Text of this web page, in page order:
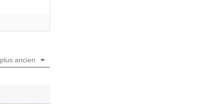
plus ancien